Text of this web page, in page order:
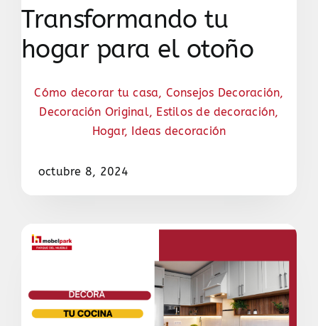
Transformando tu
hogar para el otoño
Cómo decorar tu casa, Consejos Decoración,
Decoración Original, Estilos de decoración,
Hogar, Ideas decoración
octubre 8, 2024